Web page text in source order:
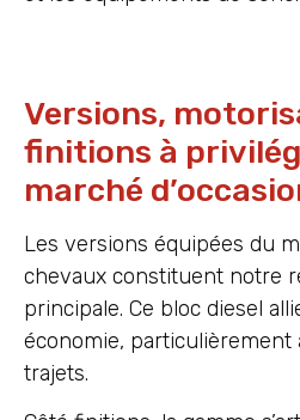
Versions,
finitions à
marché
Les versions équipées du
chevaux constituent notre
principale. Ce bloc diesel
économie, particulièrement
trajets.